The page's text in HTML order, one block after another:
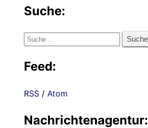
Suche:
Suche
Feed:
RSS / Atom
Nachrichtenagentur: